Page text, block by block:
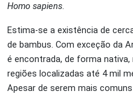
Homo sapiens.
Estima-se a existência de
de bambus. Com exceção da
é encontrada, de forma
regiões localizadas até 4 mil
Apesar de serem mais